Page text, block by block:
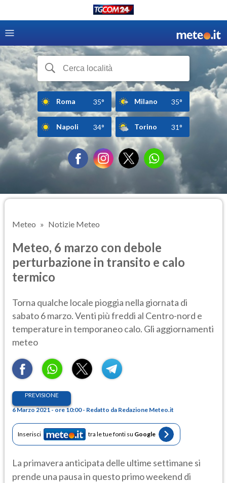
Roma 35° Milano 35°
Napoli 34° Torino 31°
Meteo Notizie Meteo
Meteo, 6 marzo con debole
perturbazione in transito e calo
termico
Torna qualche locale pioggia nella giornata di
sabato 6 marzo. Venti più freddi al Centro-nord e
temperature in temporaneo calo. Gli aggiornamenti
meteo
PREVISIONE
6 Marzo 2021 - ore 10:00 - Redatto da Redazione Meteo.it
Inserisci tra le tue fonti su Google
La primavera anticipata delle ultime settimane si
prende una pausa in questo primo weekend di